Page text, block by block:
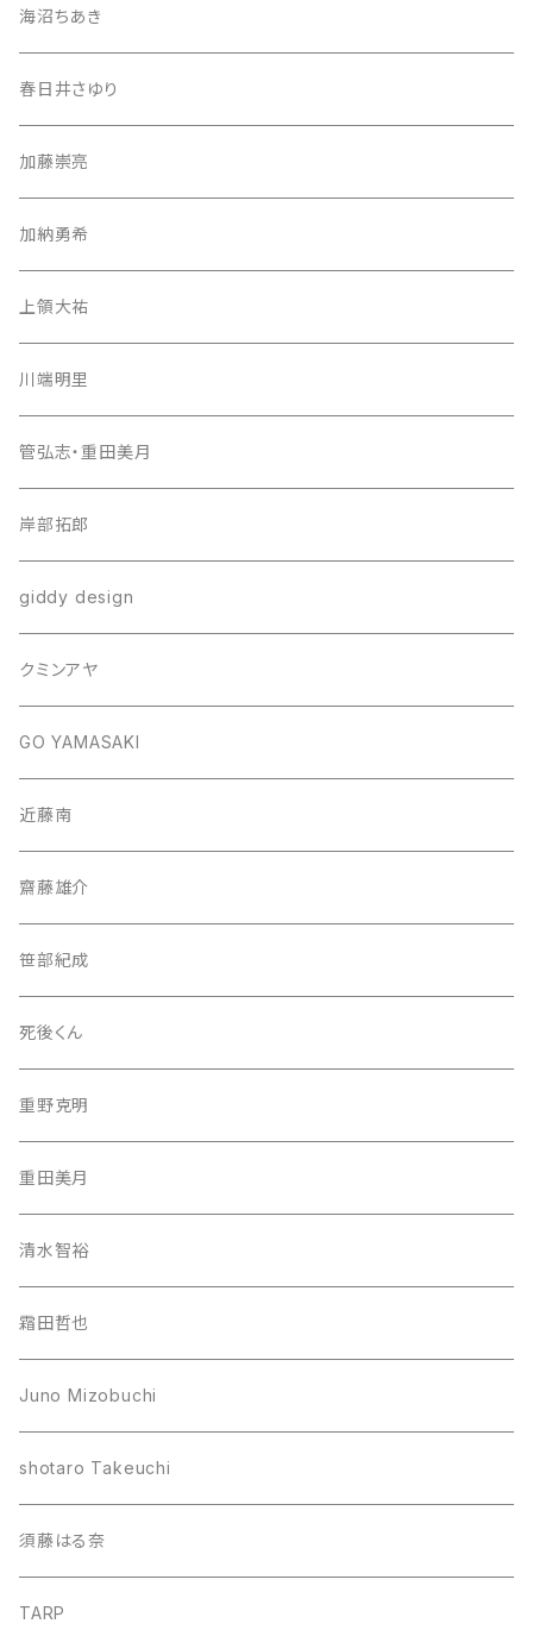
海沼ちあき
春日井さゆり
加藤崇亮
加納勇希
上領大祐
川端明里
管弘志・重田美月
岸部拓郎
giddy design
クミンアヤ
GO YAMASAKI
近藤南
齋藤雄介
笹部紀成
死後くん
重野克明
重田美月
清水智裕
霜田哲也
Juno Mizobuchi
shotaro Takeuchi
須藤はる奈
TARP